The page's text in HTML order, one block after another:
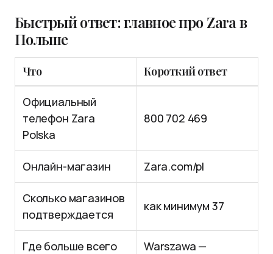
Быстрый ответ: главное про Zara в
Польше
Что Короткий ответ
Официальный
телефон Zara
Polska
800 702 469
Онлайн-магазин Zara.com/pl
Сколько магазинов
подтверждается
как минимум 37
Где больше всего
Warszawa —